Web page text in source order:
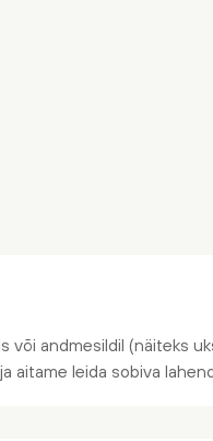
andmesildil (näiteks
aitame leida sobiva